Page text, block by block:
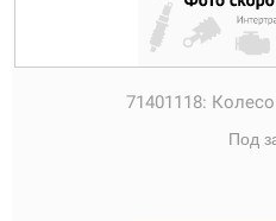
71401118:
Под